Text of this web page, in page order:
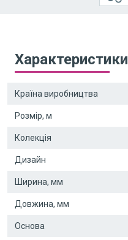
Характеристики
Країна виробництва
Розмір, м
Колекція
Дизайн
Ширина, мм
Довжина, мм
Основа